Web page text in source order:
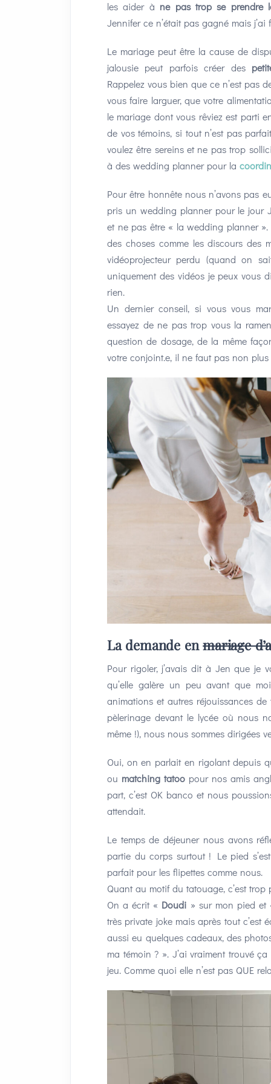
les aider à ne pas trop se prendre
Jennifer ce n’était pas gagné mais j’ai
Le mariage peut être la cause de
jalousie peut parfois créer des
Rappelez vous bien que ce n’est pas
vous faire larguer, que votre
le mariage dont vous rêviez est parti
de vos témoins, si tout n’est pas
voulez être sereins et ne pas trop
à des wedding planner pour la
Pour être honnête nous n’avons pas
pris un wedding planner pour le jour
et ne pas être « la wedding planner ».
des choses comme les discours des
vidéoprojecteur perdu (quand on
uniquement des vidéos je peux vous
rien.
Un dernier conseil, si vous vous
essayez de ne pas trop vous la
question de dosage, de la même
votre conjoint.e, il ne faut pas non plus
La demande enmariage
Pour rigoler, j’avais dit à Jen que je
qu’elle galère un peu avant que
animations et autres réjouissances
pèlerinage devant le lycée où nous
même !), nous nous sommes dirigées
Oui, on en parlait en rigolant depuis
ou matching tatoopour nos amis
part, c’est OK banco et nous
attendait.
Le temps de déjeuner nous avons
partie du corps surtout ! Le pied
parfait pour les flipettes comme nous.
Quant au motif du tatouage, c’est trop
On a écrit « Doudi » sur mon pied
très private joke mais après tout c’est
aussi eu quelques cadeaux, des
ma témoin ? ». J’ai vraiment trouvé
jeu. Comme quoi elle n’est pas QUE